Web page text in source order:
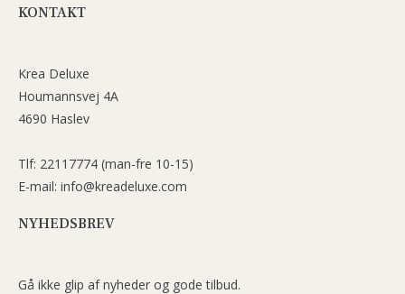
KONTAKT
Krea Deluxe
Houmannsvej 4A
4690 Haslev
Tlf: 22117774 (man-fre 10-15)
E-mail: info@kreadeluxe.com
NYHEDSBREV
Gå ikke glip af nyheder og gode tilbud.